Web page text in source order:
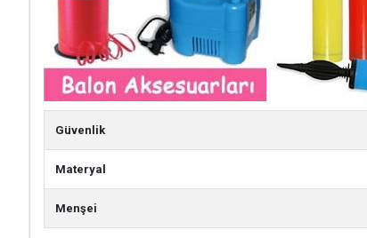
Güvenlik
Materyal
Menşei